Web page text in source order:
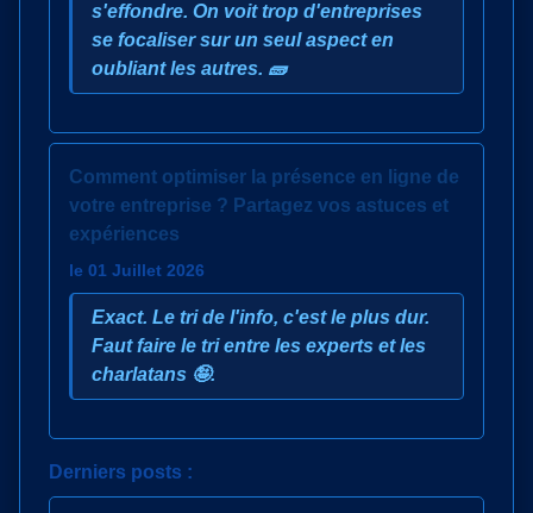
s'effondre. On voit trop d'entreprises
se focaliser sur un seul aspect en
oubliant les autres. 🧱
Comment optimiser la présence en ligne de
votre entreprise ? Partagez vos astuces et
expériences
le 01 Juillet 2026
Exact. Le tri de l'info, c'est le plus dur.
Faut faire le tri entre les experts et les
charlatans 🤪.
Derniers posts :